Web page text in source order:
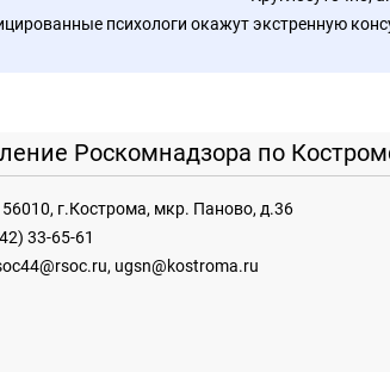
психологи окажут экстренную
Роскомнадзора по
г.Кострома, мкр. Паново, д.36
33-65-61
ugsn@kostroma.ru